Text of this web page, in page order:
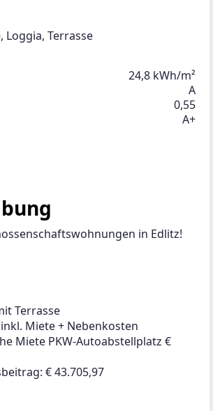
, Loggia, Terrasse
24,8 kWh/m²
A
0,55
A+
in Edlitz!
Terrasse
Miete + Nebenkosten
Miete PKW-Autoabstellplatz €
€ 43.705,97